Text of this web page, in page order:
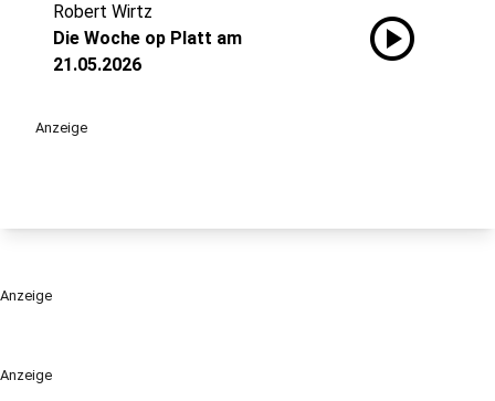
Anzeige
Robert Wirtz
Die Woche op Platt am
21.05.2026
play_circle
Anzeige
Anzeige